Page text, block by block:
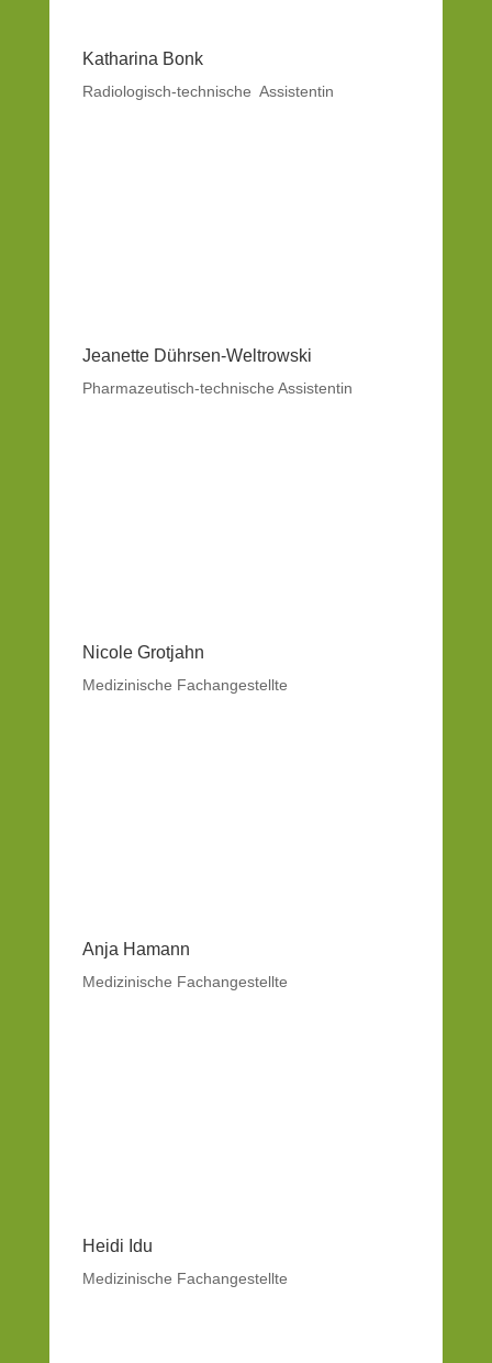
Katharina Bonk
Radiologisch-technische Assistentin
Jeanette Dührsen-Weltrowski
Pharmazeutisch-technische Assistentin
Nicole Grotjahn
Medizinische Fachangestellte
Anja Hamann
Medizinische Fachangestellte
Heidi Idu
Medizinische Fachangestellte